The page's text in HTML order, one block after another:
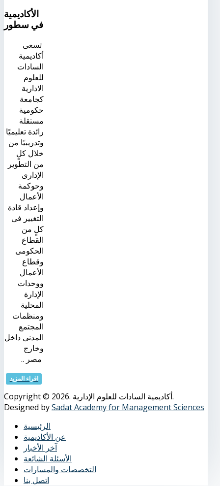
الأكاديمية
في سطور
تسعى
أكاديمية
السادات
للعلوم
الادارية
كجامعة
حكومية
مستقلة
رائدة تعليميًا
وتدريبيًا من
خلال كلٍ
من التطوير
الإدارى
وحوكمة
الأعمال
وإعداد قادة
التغيير فى
كلٍ من
القطاع
الحكومى
وقطاع
الأعمال
ووحدات
الإدارة
المحلية
ومنظمات
المجتمع
المدنى داخل
وخارج
مصر ..
اقراء المزيد
Copyright © 2026. أكاديمية السادات للعلوم الإدارية.
Designed bySadat Academy for Management Sciences
الرئيسية
عن الأكاديمية
آخر الأخبار
الأسئلة الشائعة
التخصصات والمسارات
اتصل بنا